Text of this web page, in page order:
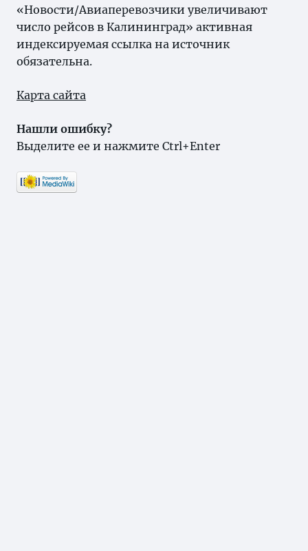
«Новости/Авиаперевозчики увеличивают
число рейсов в Калининград» активная
индексируемая ссылка на источник
обязательна.
Карта сайта
Нашли ошибку?
Выделите ее и нажмите Ctrl+Enter